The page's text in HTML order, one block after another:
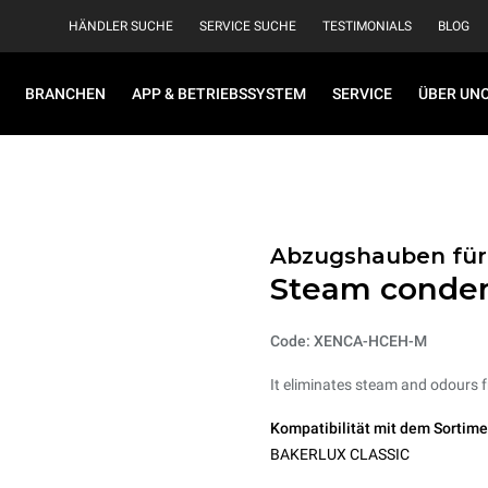
HÄNDLER SUCHE SERVICE SUCHE TESTIMONIALS BLOG
BRANCHEN APP & BETRIEBSSYSTEM SERVICE ÜBER
Abzugshauben
Steam
Code: XENCA-HCEH-M
It eliminates steam and odours
Kompatibilität mit dem
BAKERLUX CLASSIC